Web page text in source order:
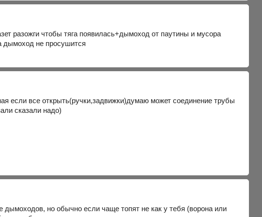
разожги чтобы тяга появилась+дымоход от паутины и мусора
дымоход не просушится
если все открыть(ручки,задвижки)думаю может соединение трубы
сказали надо)
дымоходов, но обычно если чаще топят не как у тебя (ворона или